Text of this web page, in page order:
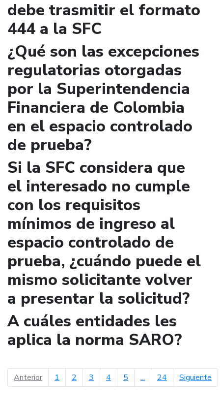
debe trasmitir el formato
444 a la SFC
¿Qué son las excepciones
regulatorias otorgadas
por la Superintendencia
Financiera de Colombia
en el espacio controlado
de prueba?
Si la SFC considera que
el interesado no cumple
con los requisitos
mínimos de ingreso al
espacio controlado de
prueba, ¿cuándo puede el
mismo solicitante volver
a presentar la solicitud?
A cuáles entidades les
aplica la norma SARO?
Anteriorpágina anterior
1 2 3 4 5 ... 24 Siguiente